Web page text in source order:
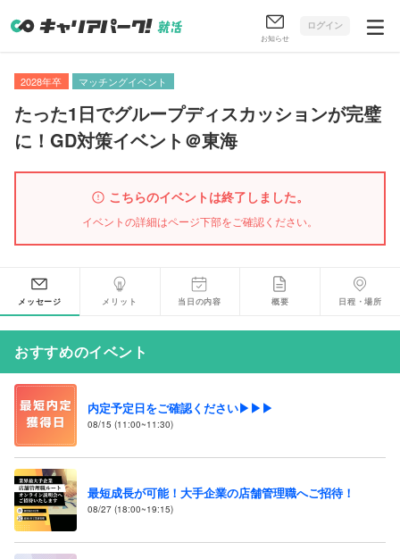
お知らせ
ログイン
2028年卒 マッチングイベント
たった1日でグループディスカッションが完璧
に！GD対策イベント＠東海
こちらのイベントは終了しました。
イベントの詳細はページ下部をご確認ください。
メッセージ メリット 当日の内容 概要 日程・場所
おすすめのイベント
内定予定日をご確認ください▶▶▶
08/15 (11:00~11:30)
最短成長が可能！大手企業の店舗管理職へご招待！
08/27 (18:00~19:15)